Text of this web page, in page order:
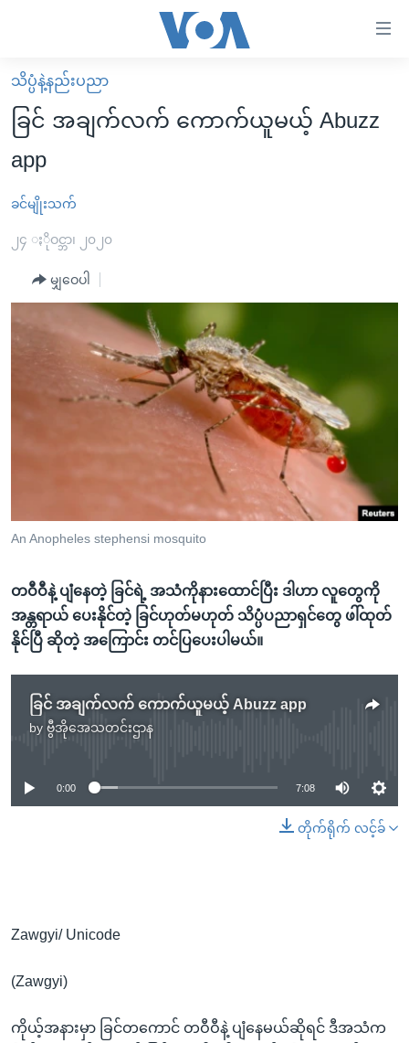
လွယ်ကူ
စေ
Link
များ
ပင်မ
ကြည့်
ကြည့်
ရှာဖွေ
ရန်
နေရာ
မူလစာမျက်နှာ
မြန်မာ
ကမ္ဘာ့သတင်းများ
နိုင်ငံတကာ
အစ္စရေး-ပါလက်စတိုင်း
ဗွီဒီယို
အင်္ဂလိပ်စာလေ့လာမယ်
အမေရိကန်သုံးအီဒီယံ
မကြေးမုံရဲ့ အင်္ဂလိပ်စာ
ရုပ်ရှင်ထဲက အင်္ဂလိပ်စာ
အပတ်စဉ်ကဏ္ဍများ
ရေဒီယိုနှင့်ရုပ်သံ အချက်အလက်များ
ရေဒီယို/တီဗွီအစီအစဉ်
ဘာသာစကားများ
သိပ္ပံနဲ့နည်းပညာ
ခြင် အချက်လက် ကောက်ယူမယ့် Abuzz
app
ခင်မျိုးသက်
၂၄ ႏိုဝင္ဘာ၊ ၂၀၂၀
မျှဝေပါ
An Anopheles stephensi mosquito
တဝီဝီနဲ့ ပျံနေတဲ့ ခြင်ရဲ့ အသံကိုနားထောင်ပြီး ဒါဟာ လူတွေကို
အန္တရာယ် ပေးနိုင်တဲ့ ခြင်ဟုတ်မဟုတ် သိပ္ပံပညာရှင်တွေ ဖါ်ထုတ်
နိုင်ပြီ ဆိုတဲ့ အကြောင်း တင်ပြပေးပါမယ်။
ခြင် အချက်လက် ကောက်ယူမယ့် Abuzz app
by ဗွီအိုအေသတင်းဌာန
No media source currently available
0:00 7:08
တိုက်ရိုက် လင့်ခ်
Zawgyi/ Unicode
(Zawgyi)
ကိုယ့်အနားမှာ ခြင်တကောင် တဝီဝီနဲ့ ပျံနေမယ်ဆိုရင် ဒီအသံက